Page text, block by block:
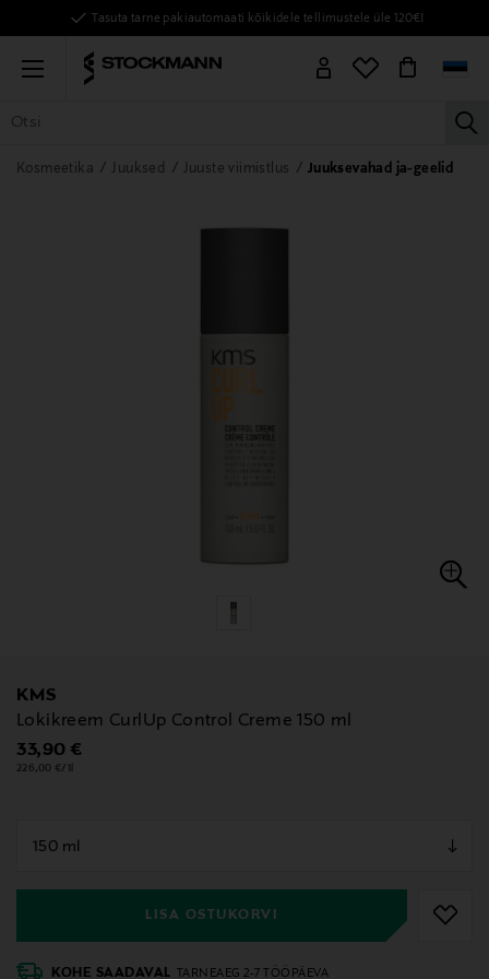
Tasuta tarne pakiautomaati kõikidele tellimustele üle 120€!
Menu
KÕIK TOOTED NAISED MEHED LAPSED KODU
Kosmeetika Juuksed Juuste viimistlus Juuksevahad ja-geelid
KMS
Lokikreem CurlUp Control Creme 150 ml
Original Price
33,90 €
226,00 €/1l
LISA OSTUKORVI
KOHE SAADAVAL TARNEAEG 2-7 TÖÖPÄEVA